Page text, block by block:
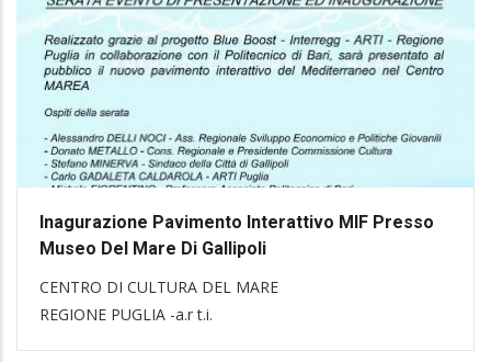
Inagurazione Pavimento Interattivo MIF Presso
Museo Del Mare Di Gallipoli
CENTRO DI CULTURA DEL MARE
REGIONE PUGLIA -a.r t.i.